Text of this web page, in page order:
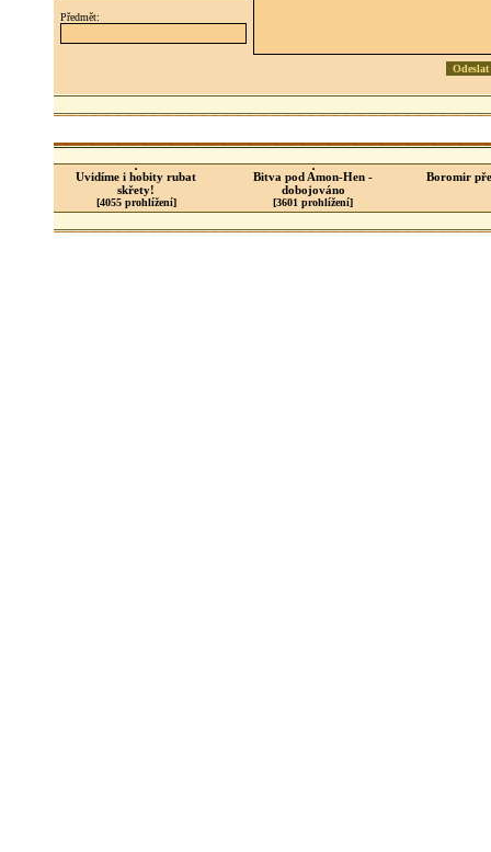
Předmět:
Uvidíme i hobity rubat
skřety!
[4055 prohlížení]
Bitva pod Amon-Hen -
dobojováno
[3601 prohlížení]
Boromir